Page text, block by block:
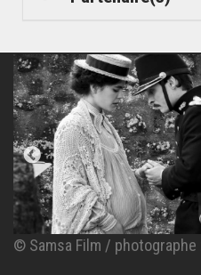
© Samsa Film /
© Samsa Film /
© Samsa Film /